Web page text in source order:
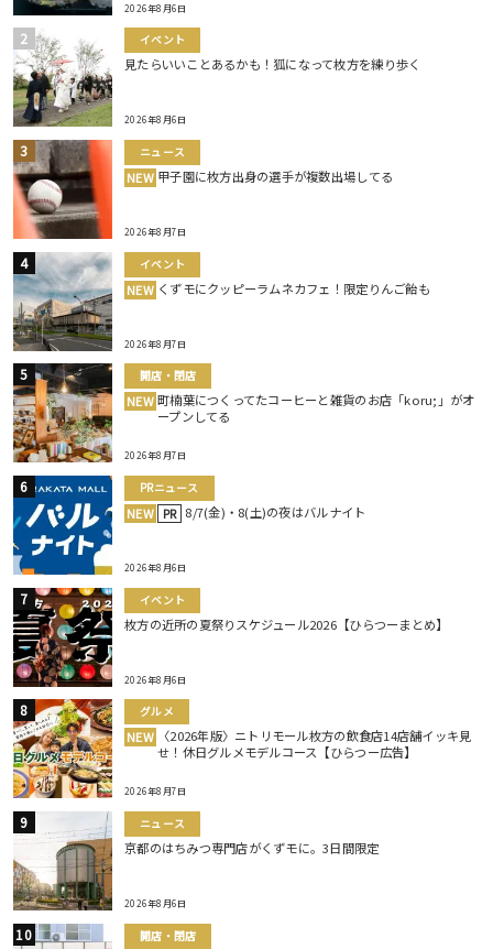
2026年8月6日
イベント
見たらいいことあるかも！狐になって枚方を練り歩く
2026年8月6日
ニュース
NEW 甲子園に枚方出身の選手が複数出場してる
2026年8月7日
イベント
NEW くずモにクッピーラムネカフェ！限定りんご飴も
2026年8月7日
開店・閉店
NEW 町楠葉につくってたコーヒーと雑貨のお店「koru;」がオ
ープンしてる
2026年8月7日
PRニュース
NEW PR 8/7(金)・8(土)の夜はバルナイト
2026年8月6日
イベント
枚方の近所の夏祭りスケジュール2026【ひらつーまとめ】
2026年8月6日
グルメ
NEW 〈2026年版〉ニトリモール枚方の飲食店14店舗イッキ見
せ！休日グルメモデルコース【ひらつー広告】
2026年8月7日
ニュース
京都のはちみつ専門店がくずモに。3日間限定
2026年8月6日
開店・閉店